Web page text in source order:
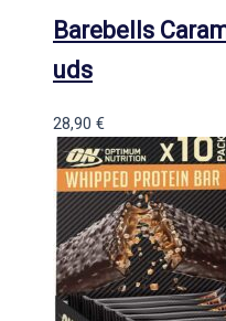
Barebells
uds
28,90 €